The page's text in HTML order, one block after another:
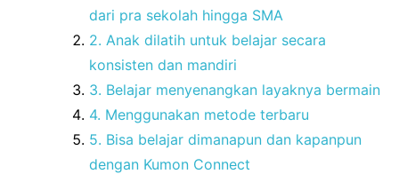
dari pra sekolah hingga SMA
2. Anak dilatih untuk belajar secara
konsisten dan mandiri
3. Belajar menyenangkan layaknya bermain
4. Menggunakan metode terbaru
5. Bisa belajar dimanapun dan kapanpun
dengan Kumon Connect